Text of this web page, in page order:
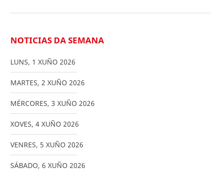
NOTICIAS DA SEMANA
LUNS, 1 XUÑO 2026
MARTES, 2 XUÑO 2026
MÉRCORES, 3 XUÑO 2026
XOVES, 4 XUÑO 2026
VENRES, 5 XUÑO 2026
SÁBADO, 6 XUÑO 2026